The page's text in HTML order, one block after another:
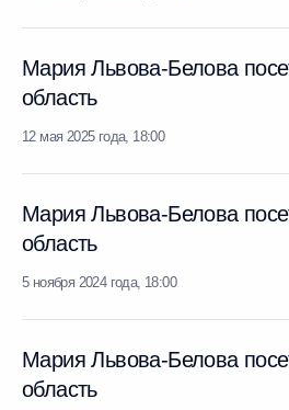
Мария Львова-Белова
область
12 мая 2025 года, 18:00
Мария Львова-Белова
область
5 ноября 2024 года, 18:00
Мария Львова-Белова
область